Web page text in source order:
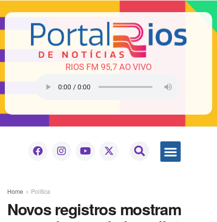
RIOS FM 95,7 AO VIVO
Home Política
Novos registros mostram